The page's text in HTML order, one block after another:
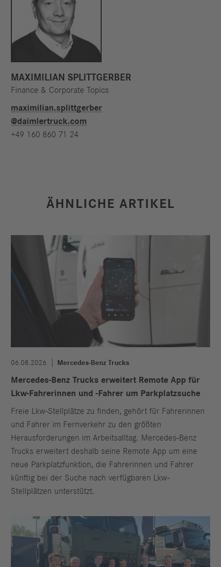
MAXIMILIAN SPLITTGERBER
Finance & Corporate Topics
maximilian.splittgerber​
@daimlertruck.com
+49 160 860 71 24
ÄHNLICHE ARTIKEL
06.08.2026 Mercedes-Benz Trucks
Mercedes-Benz Trucks erweitert Remote App für
Lkw-Fahrerinnen und -Fahrer um Parkplatzsuche
Freie Lkw-Stellplätze zu finden, gehört für Fahrerinnen
und Fahrer im Fernverkehr zu den größten
Herausforderungen im Arbeitsalltag. Mercedes-Benz
Trucks erweitert deshalb seine Remote App um eine
neue Parkplatzfunktion, die Fahrerinnen und Fahrer
künftig bei der Suche nach verfügbaren Lkw-
Stellplätzen unterstützt.